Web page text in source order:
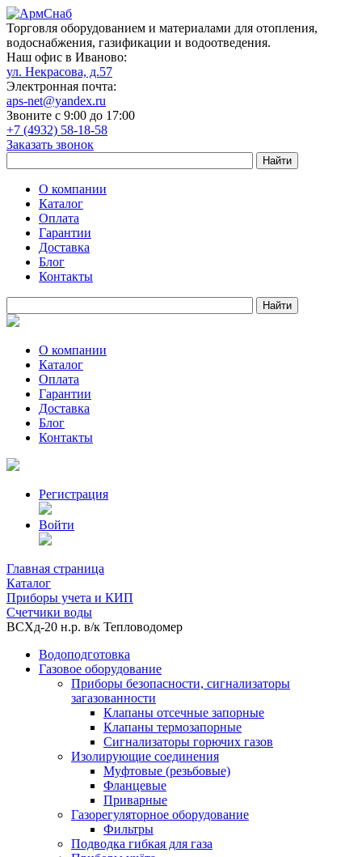
Торговля оборудованием и материалами для отопления,
водоснабжения, газификации и водоотведения.
Наш офис в Иваново:
ул. Некрасова, д.57
Электронная почта:
aps-net@yandex.ru
Звоните с 9:00 до 17:00
+7 (4932) 58-18-58
Заказать звонок
О компании
Каталог
Оплата
Гарантии
Доставка
Блог
Контакты
О компании
Каталог
Оплата
Гарантии
Доставка
Блог
Контакты
Регистрация
Войти
Главная страница
Каталог
Приборы учета и КИП
Счетчики воды
ВСХд-20 н.р. в/к Тепловодомер
Водоподготовка
Газовое оборудование
Приборы безопасности, сигнализаторы
загазованности
Клапаны отсечные запорные
Клапаны термозапорные
Сигнализаторы горючих газов
Изолирующие соединения
Муфтовые (резьбовые)
Фланцевые
Приварные
Газорегуляторное оборудование
Фильтры
Подводка гибкая для газа